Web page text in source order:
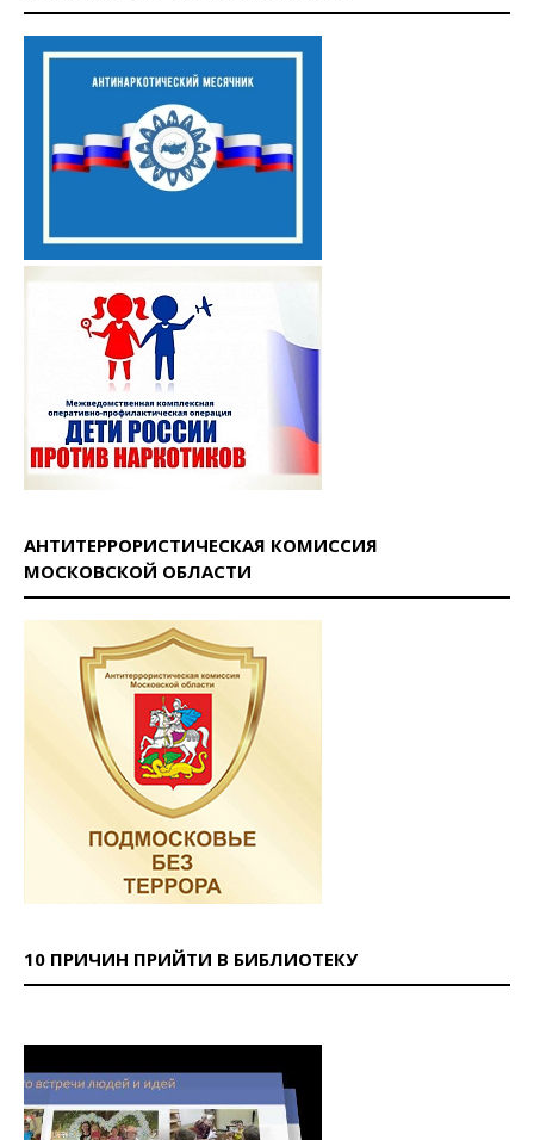
АНТИТЕРРОРИСТИЧЕСКАЯ КОМИССИЯ
МОСКОВСКОЙ ОБЛАСТИ
10 ПРИЧИН ПРИЙТИ В БИБЛИОТЕКУ